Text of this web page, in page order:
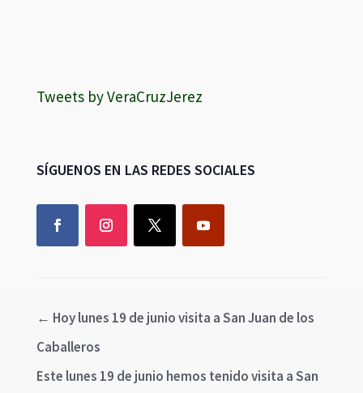
Tweets by VeraCruzJerez
SÍGUENOS EN LAS REDES SOCIALES
← Hoy lunes 19 de junio visita a San Juan de los
Caballeros
Este lunes 19 de junio hemos tenido visita a San